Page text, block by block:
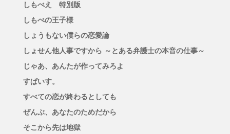
しもべえ 特別版
しもべの王子様
しょうもない僕らの恋愛論
しょせん他人事ですから ～とある弁護士の本音の仕事～
じゃあ、あんたが作ってみろよ
すぱいす。
すべての恋が終わるとしても
ぜんぶ、あなたのためだから
そこから先は地獄